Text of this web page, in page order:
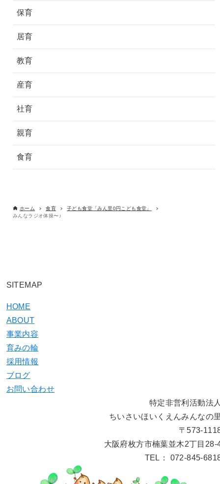
保育
居育
教育
産育
社育
親育
食育
ホーム 食育
子ども食堂「みん里0円こども食堂」
みんなラジオ体操〜♪
SITEMAP
HOME
ABOUT
事業内容
育みの輪
採用情報
ブログ
お問い合わせ
特定非営利活動法
ちいさいほいくえんみんなの
〒573-
大阪府枚方市楠葉並木2丁目28-
TEL： 072-845-